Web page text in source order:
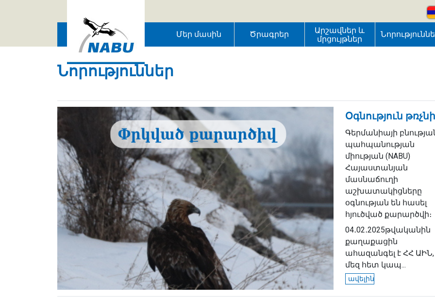
Մեր մասին Ծրագրեր
Արշավներ և
մրցույթներ
Նորություններ
Օգնություն
Գերմանիայի
պահպանության
միության (NABU)
Հայաստանյան
մասնաճուղի
աշխատակիցները
օգնության են հասել
հյուծված քարարծվի։
04․02․2025թվականին
քաղաքացին
ահազանգել է ՀՀ ԱԻՆ,
մեզ հետ կապ...
ավելին